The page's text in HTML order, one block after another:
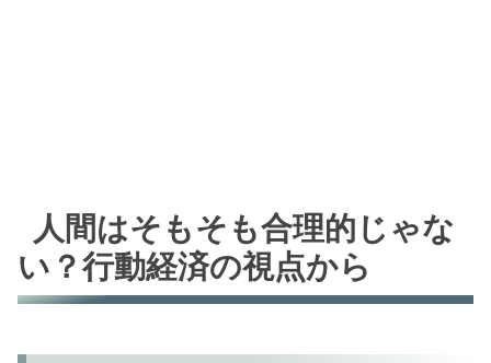
人間はそもそも合理的じゃな
い？行動経済の視点から